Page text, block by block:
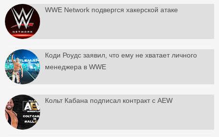
WWE Network подвергся хакерской атаке
Коди Роудс заявил, что ему не хватает личного
менеджера в WWE
Кольт Кабана подписал контракт с AEW